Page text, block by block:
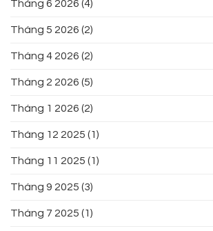
Tháng 6 2026 (4)
Tháng 5 2026 (2)
Tháng 4 2026 (2)
Tháng 2 2026 (5)
Tháng 1 2026 (2)
Tháng 12 2025 (1)
Tháng 11 2025 (1)
Tháng 9 2025 (3)
Tháng 7 2025 (1)